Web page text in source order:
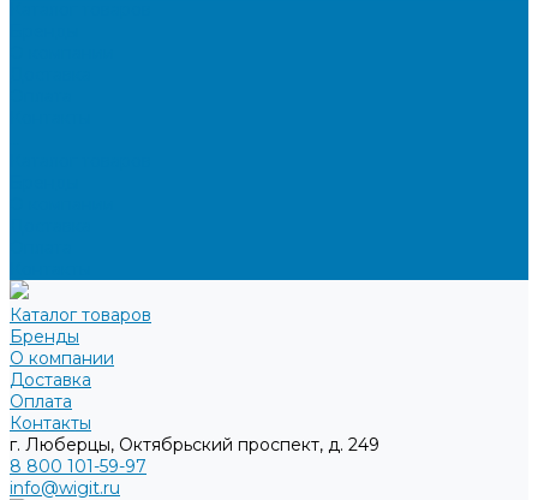
Каталог товаров
Бренды
О компании
Доставка
Оплата
Контакты
г. Люберцы, Октябрьский проспект, д. 249
8 800 101-59-97
info@wigit.ru